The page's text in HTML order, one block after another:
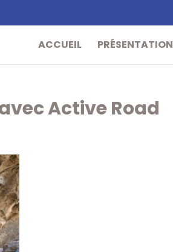
ACCUEIL PRÉSENTATION
Active Road